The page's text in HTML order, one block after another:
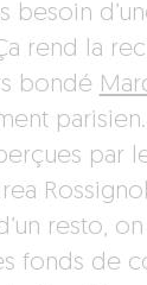
besoin
rend la
bondé
par
resto,
fonds